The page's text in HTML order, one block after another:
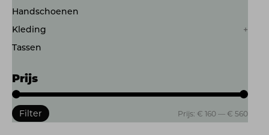
Handschoenen
Kleding
Tassen
Prijs
Min.
Max.
Filter Prijs: € 160 — € 560